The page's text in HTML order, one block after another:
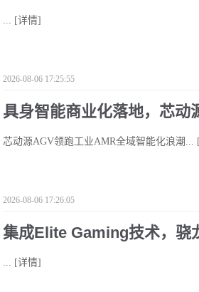
... [详情]
2026-08-06 17:25:55
具身智能商业化落地，芯动
芯动源AGV领跑工业AMR全域智能化浪潮...
2026-08-06 17:26:05
集成Elite Gaming技术，骁
... [详情]